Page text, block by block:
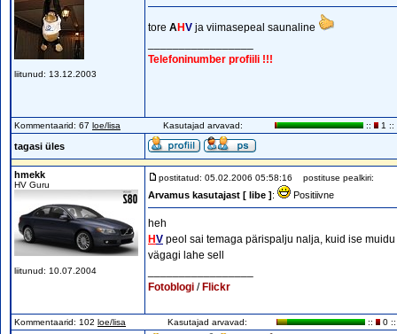
liitunud: 13.12.2003
tore AHV ja viimasepeal saunaline
Telefoninumber profiili !!!
Kommentaarid: 67 loe/lisa Kasutajad arvavad: :: 1 ::
tagasi üles
hmekk
HV Guru
liitunud: 10.07.2004
postitatud: 05.02.2006 05:58:16 postituse pealkiri:
Arvamus kasutajast [ libe ]: Positiivne
heh
HV peol sai temaga pärispalju nalja, kuid ise muidu
vägagi lahe sell
Fotoblogi / Flickr
Kommentaarid: 102 loe/lisa Kasutajad arvavad: :: 0 ::